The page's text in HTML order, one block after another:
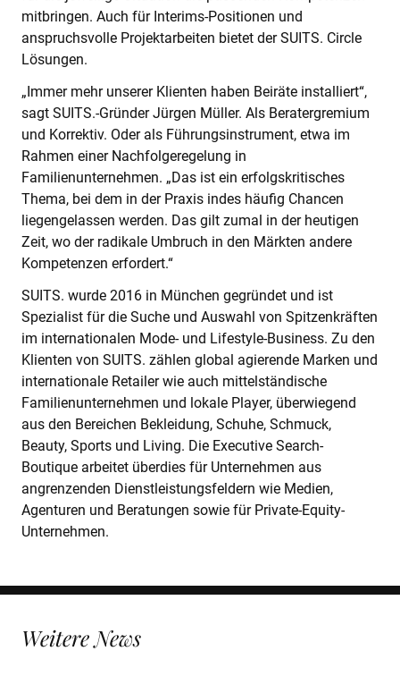
mitbringen. Auch für Interims-Positionen und
anspruchsvolle Projektarbeiten bietet der SUITS. Circle
Lösungen.
„Immer mehr unserer Klienten haben Beiräte installiert“,
sagt SUITS.-Gründer Jürgen Müller. Als Beratergremium
und Korrektiv. Oder als Führungsinstrument, etwa im
Rahmen einer Nachfolgeregelung in
Familienunternehmen. „Das ist ein erfolgskritisches
Thema, bei dem in der Praxis indes häufig Chancen
liegengelassen werden. Das gilt zumal in der heutigen
Zeit, wo der radikale Umbruch in den Märkten andere
Kompetenzen erfordert.“
SUITS. wurde 2016 in München gegründet und ist
Spezialist für die Suche und Auswahl von Spitzenkräften
im internationalen Mode- und Lifestyle-Business. Zu den
Klienten von SUITS. zählen global agierende Marken und
internationale Retailer wie auch mittelständische
Familienunternehmen und lokale Player, überwiegend
aus den Bereichen Bekleidung, Schuhe, Schmuck,
Beauty, Sports und Living. Die Executive Search-
Boutique arbeitet überdies für Unternehmen aus
angrenzenden Dienstleistungsfeldern wie Medien,
Agenturen und Beratungen sowie für Private-Equity-
Unternehmen.
Weitere News